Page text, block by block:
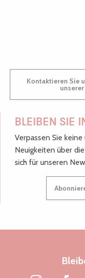
Kontaktieren Sie uns oder besuchen Sie uns in einem
unserer
BLEIBEN SIE
Verpassen Sie
Neuigkeiten über
sich für unseren